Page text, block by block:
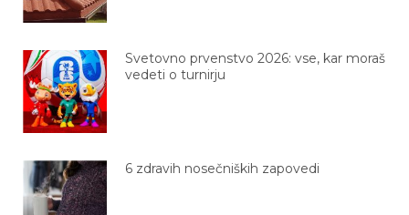
Svetovno prvenstvo 2026: vse, kar moraš
vedeti o turnirju
6 zdravih nosečniških zapovedi